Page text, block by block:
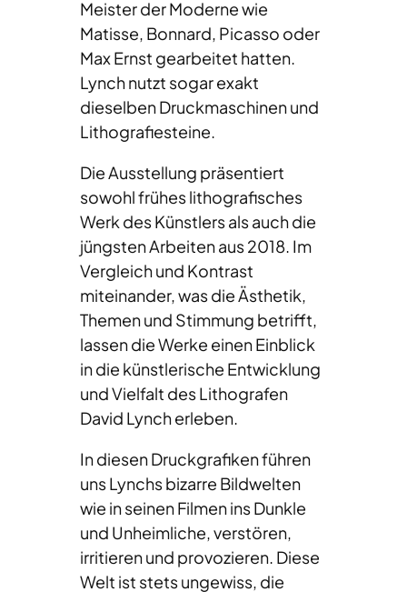
Meister der Moderne wie
Matisse, Bonnard, Picasso oder
Max Ernst gearbeitet hatten.
Lynch nutzt sogar exakt
dieselben Druckmaschinen und
Lithografiesteine.
Die Ausstellung präsentiert
sowohl frühes lithografisches
Werk des Künstlers als auch die
jüngsten Arbeiten aus 2018. Im
Vergleich und Kontrast
miteinander, was die Ästhetik,
Themen und Stimmung betrifft,
lassen die Werke einen Einblick
in die künstlerische Entwicklung
und Vielfalt des Lithografen
David Lynch erleben.
In diesen Druckgrafiken führen
uns Lynchs bizarre Bildwelten
wie in seinen Filmen ins Dunkle
und Unheimliche, verstören,
irritieren und provozieren. Diese
Welt ist stets ungewiss, die